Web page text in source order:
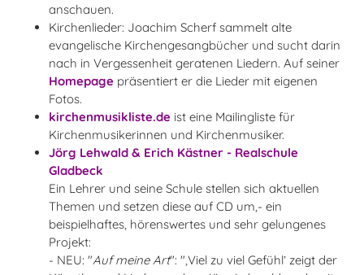
anschauen.
Kirchenlieder: Joachim Scherf sammelt alte
evangelische Kirchengesangbücher und sucht darin
nach in Vergessenheit geratenen Liedern. Auf seiner
Homepage präsentiert er die Lieder mit eigenen
Fotos.
kirchenmusikliste.de ist eine Mailingliste für
Kirchenmusikerinnen und Kirchenmusiker.
Jörg Lehwald & Erich Kästner - Realschule
Gladbeck
Ein Lehrer und seine Schule stellen sich aktuellen
Themen und setzen diese auf CD um,- ein
beispielhaftes, hörenswertes und sehr gelungenes
Projekt:
- NEU: "Auf meine Art": "‚Viel zu viel Gefühl’ zeigt der